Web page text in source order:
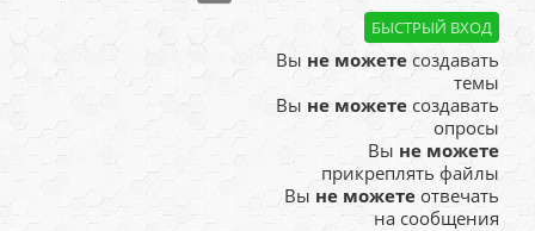
Вы не можете создавать
темы
Вы не можете создавать
опросы
Вы не можете
прикреплять файлы
Вы не можете отвечать
на сообщения